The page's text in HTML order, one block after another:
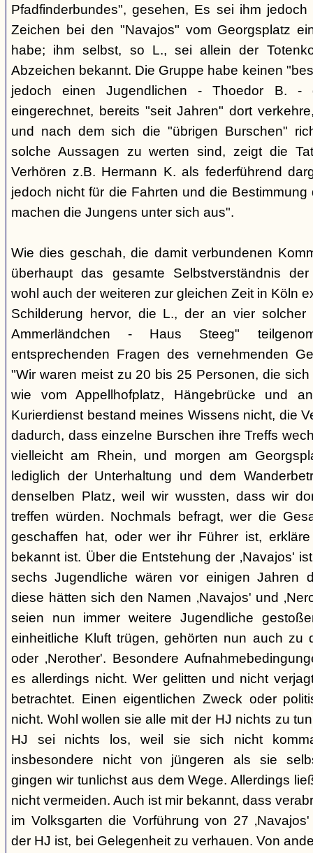
Pfadfinderbundes", gesehen, Es sei ihm
Zeichen bei den "Navajos" vom Georgsplatz
habe; ihm selbst, so L., sei allein der
Abzeichen bekannt. Die Gruppe habe keinen
jedoch einen Jugendlichen - Thoedor B. -
eingerechnet, bereits "seit Jahren" dort
und nach dem sich die "übrigen Burschen"
solche Aussagen zu werten sind, zeigt die
Verhören z.B. Hermann K. als federführend
jedoch nicht für die Fahrten und die
machen die Jungens unter sich aus".
Wie dies geschah, die damit verbundenen
überhaupt das gesamte Selbstverständnis
wohl auch der weiteren zur gleichen Zeit in Köln
Schilderung hervor, die L., der an vier
Ammerländchen - Haus Steeg"
entsprechenden Fragen des vernehmenden
"Wir waren meist zu 20 bis 25 Personen, die
wie vom Appellhofplatz, Hängebrücke und
Kurierdienst bestand meines Wissens nicht, die
dadurch, dass einzelne Burschen ihre Treffs
vielleicht am Rhein, und morgen am
lediglich der Unterhaltung und dem
denselben Platz, weil wir wussten, dass wir
treffen würden. Nochmals befragt, wer die
geschaffen hat, oder wer ihr Führer ist,
bekannt ist. Über die Entstehung der ‚Navajos'
sechs Jugendliche wären vor einigen Jahren
diese hätten sich den Namen ‚Navajos' und
seien nun immer weitere Jugendliche
einheitliche Kluft trügen, gehörten nun auch zu
oder ‚Nerother'. Besondere
es allerdings nicht. Wer gelitten und nicht
betrachtet. Einen eigentlichen Zweck oder
nicht. Wohl wollen sie alle mit der HJ nichts zu
HJ sei nichts los, weil sie sich nicht
insbesondere nicht von jüngeren als sie
gingen wir tunlichst aus dem Wege. Allerdings
nicht vermeiden. Auch ist mir bekannt, dass
im Volksgarten die Vorführung von 27
der HJ ist, bei Gelegenheit zu verhauen. Von